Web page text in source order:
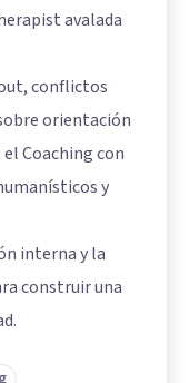
avalada
conflictos
orientación
Coaching con
y
interna y la
construir una